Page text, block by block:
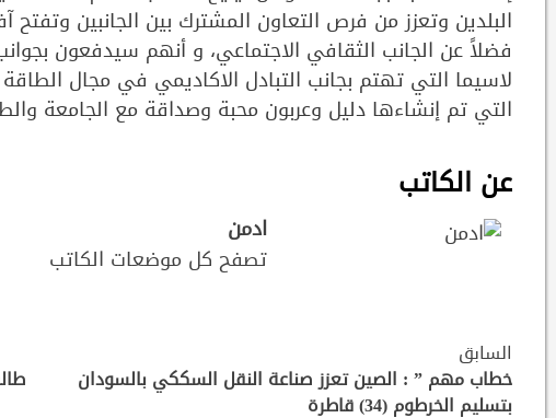
البلدين وتعزز من فرص التعاون المشترك بين الجانبين
فضلاً عن الجانب الثقافي الاجتماعي، و أنهم سيدفعون
لاسيما التي تهتم بجانب التبادل الاكاديمي في مجال الطاقة
التي تم إنشاءها دليل وعربون محبة وصداقة مع الجامعة
عن الكاتب
ادمن
تصفح كل موضعات الكاتب
Continue
Reading
السابق
خطاب مهم ” : الصين تعزز صناعة النقل السككي بالسودان
بتسليم الخرطوم (34) قاطرة